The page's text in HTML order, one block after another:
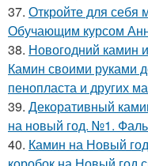
37. Откройте для себя
Обучающим курсом
38. Новогодний камин
Камин своими руками
пенопласта и других
39. Декоративный
на новый год. №1.
40. Камин на Новый